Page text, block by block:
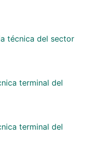
técnica del sector
terminal del
terminal del